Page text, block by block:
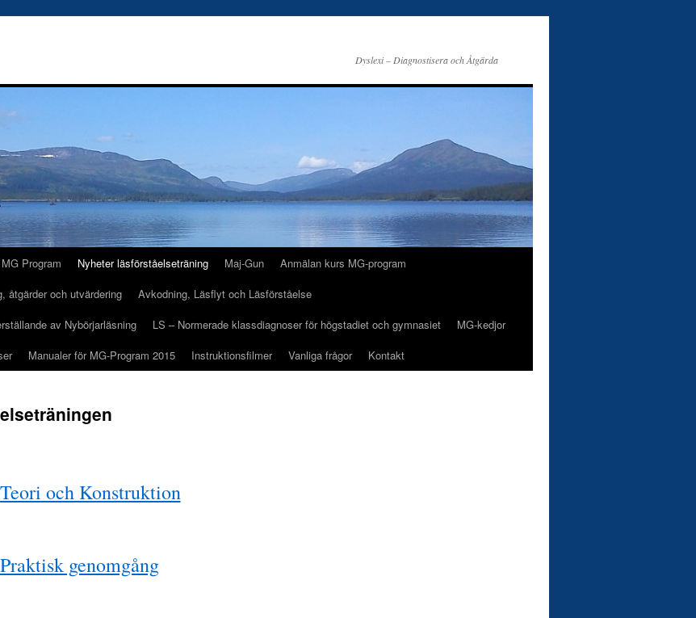
Dyslexi – Diagnostisera och Åtgärda
Program Nyheter läsförståelseträning Maj-Gun
Anmälan kurs MG-program
åtgärder och utvärdering
Avkodning, Läsflyt och Läsförståelse
av Nybörjarläsning
LS – Normerade klassdiagnoser för högstadiet och gymnasiet
MG-kedjor
Manualer för MG-Program 2015 Instruktionsfilmer Vanliga frågor Kontakt
Teori och Konstruktion
genomgång